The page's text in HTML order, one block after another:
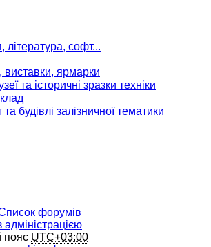
софт...
ярмарки
та історичні зразки техніки
будівлі залізничної тематики
форумів
адміністрацією
пояс UTC+03:00